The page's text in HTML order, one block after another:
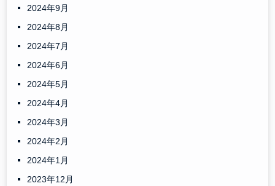
2024年9月
2024年8月
2024年7月
2024年6月
2024年5月
2024年4月
2024年3月
2024年2月
2024年1月
2023年12月